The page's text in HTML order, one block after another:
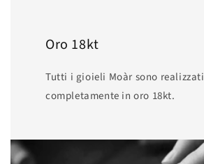
Oro 18kt
Tutti i gioieli Moàr sono realizzati
completamente in oro 18kt.